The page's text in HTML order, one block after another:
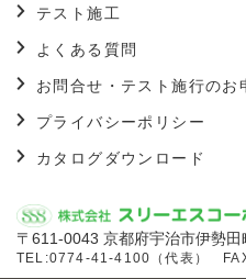
テスト施工
よくある質問
お問合せ・テスト施行のお
プライバシーポリシー
カタログダウンロード
〒611-0043 京都府宇治市伊勢
TEL:0774-41-4100 （代表）